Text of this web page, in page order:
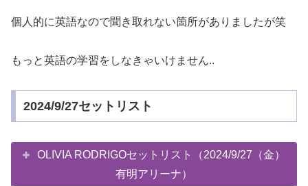
個人的に英語なので聞き取れない箇所がありましたが笑
もっと英語の学習をしなきゃいけません..
2024/9/27セットリスト
OLIVIA RODRIGOセットリスト（2024/9/27（金）
有明アリーナ）